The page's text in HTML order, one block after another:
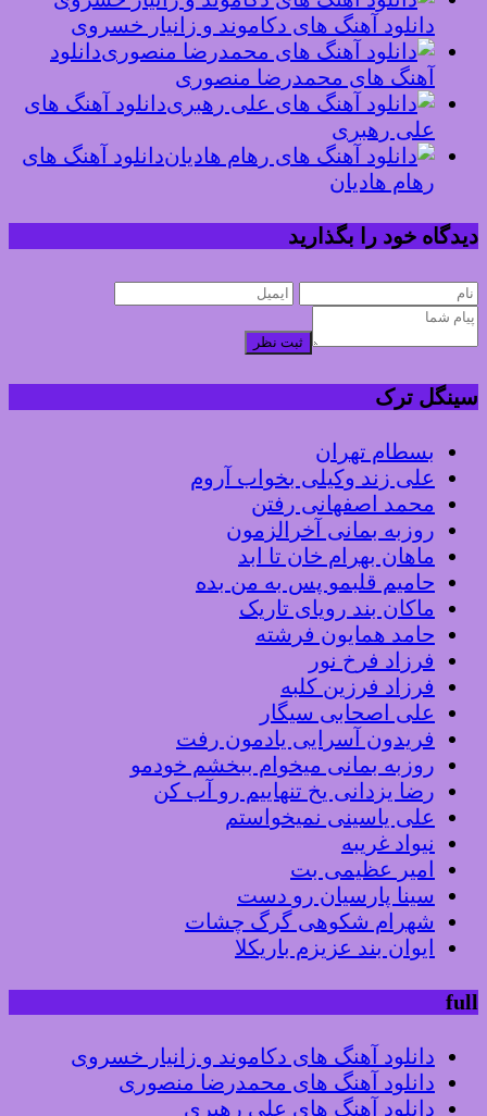
دانلود آهنگ های دکاموند و زانیار خسروی
دانلود
آهنگ های محمدرضا منصوری
دانلود آهنگ های
علی رهبری
دانلود آهنگ های
رهام هادیان
دیدگاه خود را بگذارید
ثبت نظر
سینگل ترک
بسطام تهران
علی زند وکیلی بخواب آروم
محمد اصفهانی رفتن
روزبه بمانی آخرالزمون
ماهان بهرام خان تا ابد
حامیم قلبمو پس به من بده
ماکان بند رویای تاریک
حامد همایون فرشته
فرزاد فرخ نور
فرزاد فرزین کلبه
علی اصحابی سیگار
فریدون آسرایی یادمون رفت
روزبه بمانی میخوام ببخشم خودمو
رضا یزدانی یخ تنهاییم رو آب کن
علی یاسینی نمیخواستم
نیواد غریبه
امیر عظیمی بت
سینا پارسیان رو دست
شهرام شکوهی گرگ چشات
ایوان بند عزیزم باریکلا
full
دانلود آهنگ های دکاموند و زانیار خسروی
دانلود آهنگ های محمدرضا منصوری
دانلود آهنگ های علی رهبری